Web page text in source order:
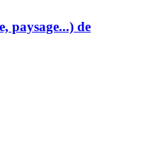
paysage...) de